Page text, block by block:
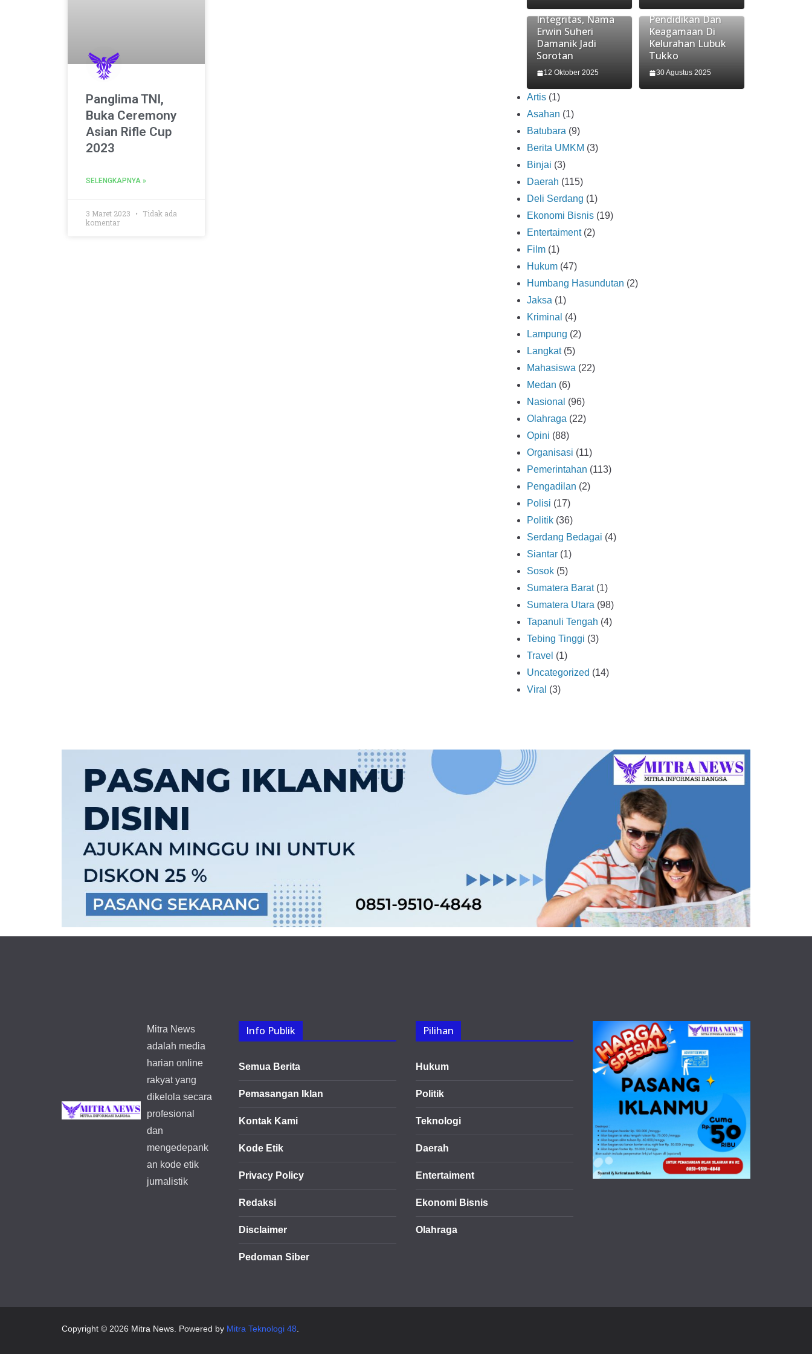
Panglima TNI,
Buka Ceremony
Asian Rifle Cup
2023
SELENGKAPNYA »
3 Maret 2023
Tidak ada
komentar
Pelanggaran
Integritas, Nama
Erwin Suheri
Damanik Jadi
Sorotan
12 Oktober 2025
Festival
Pendidikan Dan
Keagamaan Di
Kelurahan Lubuk
Tukko
30 Agustus 2025
Artis(1)
Asahan (1)
Batubara(9)
Berita UMKM (3)
Binjai (3)
Daerah (115)
Deli Serdang (1)
Ekonomi Bisnis(19)
Entertaiment(2)
Film(1)
Hukum(47)
Humbang Hasundutan (2)
Jaksa(1)
Kriminal (4)
Lampung (2)
Langkat(5)
Mahasiswa(22)
Medan (6)
Nasional (96)
Olahraga(22)
Opini (88)
Organisasi (11)
Pemerintahan (113)
Pengadilan (2)
Polisi (17)
Politik(36)
Serdang Bedagai (4)
Siantar(1)
Sosok(5)
Sumatera Barat(1)
Sumatera Utara(98)
Tapanuli Tengah (4)
Tebing Tinggi (3)
Travel (1)
Uncategorized (14)
Viral (3)
Mitra News
adalah media
harian online
rakyat yang
dikelola secara
profesional
dan
mengedepank
an kode etik
jurnalistik
Info Publik
Semua Berita
Pemasangan Iklan
Kontak Kami
Kode Etik
Privacy Policy
Redaksi
Disclaimer
Pedoman Siber
Pilihan
Hukum
Politik
Teknologi
Daerah
Entertaiment
Ekonomi Bisnis
Olahraga
Copyright © 2026 Mitra News. Powered by Mitra Teknologi 48.